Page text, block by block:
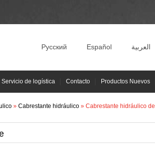
Русский Español العربية
Servicio de logística Contacto Productos Nuevos
» Cabrestante hidráulico » Cabrestante hidráulico de